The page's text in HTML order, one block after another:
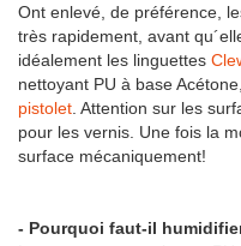
Ont enlevé, de préférence,
très rapidement, avant
idéalement les linguettes
nettoyant PU à base
pistolet . Attention sur les
pour les vernis. Une fois la
surface mécaniquement!
- Pourquoi faut-il